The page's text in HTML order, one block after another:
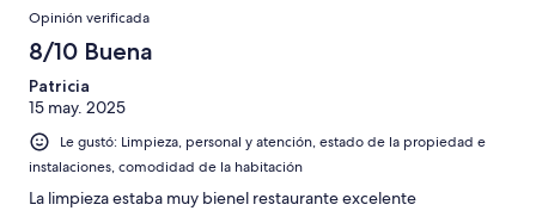
1004
Opiniones
Opinión verificada
8/10 Buena
Patricia
15 may. 2025
Le gustó: Limpieza, personal y atención, estado de la propiedad e
instalaciones, comodidad de la habitación
La limpieza estaba muy bienel restaurante excelente